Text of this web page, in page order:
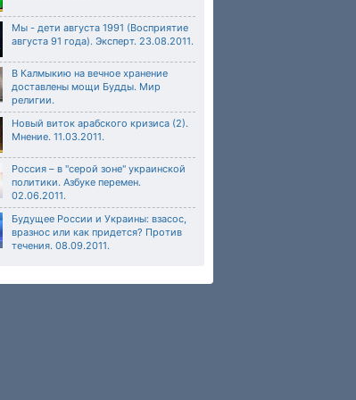
Мы - дети августа 1991 (Восприятие
августа 91 года). Эксперт. 23.08.2011.
В Калмыкию на вечное хранение
доставлены мощи Будды. Мир
религии.
Новый виток арабского кризиса (2).
Мнение. 11.03.2011.
Россия – в "серой зоне" украинской
политики. Азбуке перемен.
02.06.2011.
Будущее России и Украины: взасос,
вразнос или как придется? Против
течения. 08.09.2011.